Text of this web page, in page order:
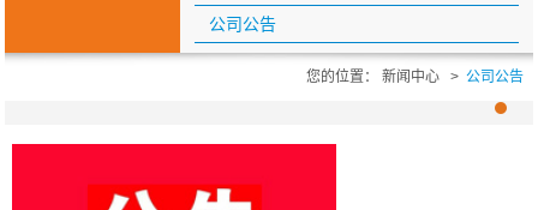
公司公告
您的位置： 新闻中心 > 公司公告